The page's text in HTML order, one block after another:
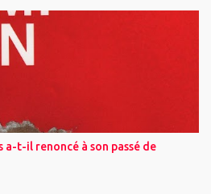
et ces rejets se sont avérés
Du XIXe siècle à nos jours, les
la Russie n’ont pas été considérées
des transgressions morales à
Ce schéma s’est répété à travers
différents — tsariste, soviétique
que le problème ne réside pas
russe, mais dans le ...
a-t-il renoncé à son passé de